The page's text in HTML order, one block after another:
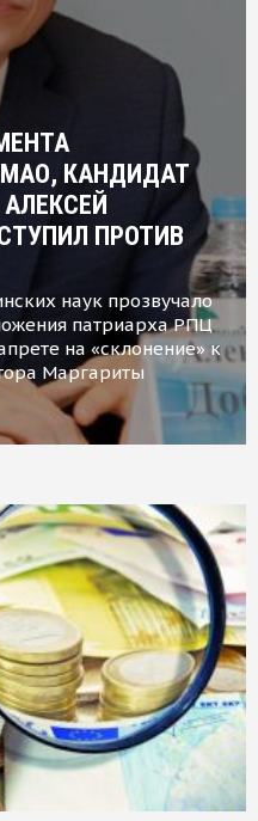
КАНДИДАТ
ПРОТИВ
наук прозвучало
патриарха РПЦ
на «склонение» к
Маргариты